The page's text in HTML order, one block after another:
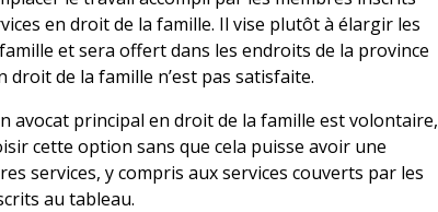
en droit de la famille. Il vise plutôt à élargir les
et sera offert dans les endroits de la province
droit de la famille n’est pas satisfaite.
avocat principal en droit de la famille est volontaire,
cette option sans que cela puisse avoir une
services, y compris aux services couverts par les
au tableau.